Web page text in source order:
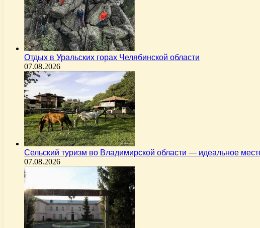
Отдых в Уральских горах Челябинской области
07.08.2026
Сельский туризм во Владимирской области — идеальное
07.08.2026